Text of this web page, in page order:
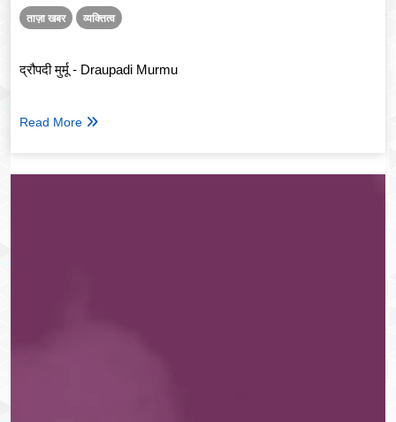
ताज़ा खबर व्यक्तित्व
द्रौपदी मुर्मू - Draupadi Murmu
Read More